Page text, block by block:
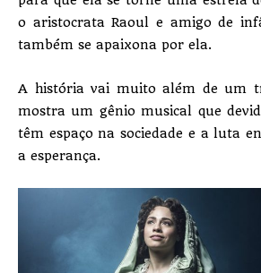
o aristocrata Raoul e amigo de
também se apaixona por ela.
A história vai muito além de um
mostra um gênio musical que
têm espaço na sociedade e a luta
a esperança.